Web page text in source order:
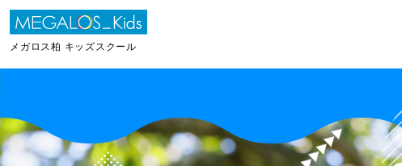
メガロス柏 キッズスクール